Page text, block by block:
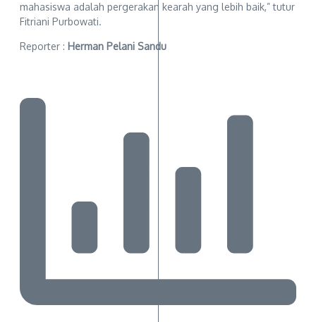
mahasiswa adalah pergerakan kearah yang lebih baik,” tutur
Fitriani Purbowati.
Reporter : Herman Pelani Sandu